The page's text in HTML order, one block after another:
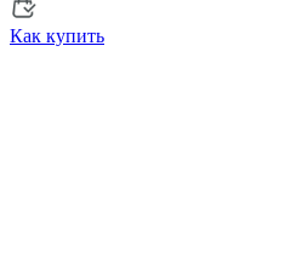
Как купить